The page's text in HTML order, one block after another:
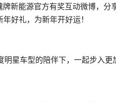
新能源官方有奖互动微博，分
好礼，为新年开好运！
星车型的陪伴下，一起步入更